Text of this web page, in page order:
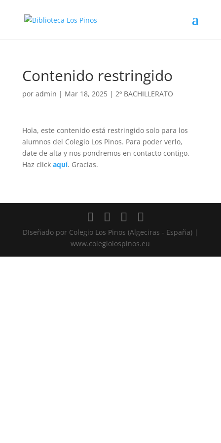
Contenido restringido
por admin | Mar 18, 2025| 2º BACHILLERATO
Hola, este contenido está restringido solo para los
alumnos del Colegio Los Pinos. Para poder verlo,
date de alta y nos pondremos en contacto contigo.
Haz click aquí. Gracias.
DIseñado por Colegio Los Pinos (Algeciras - España) |
www.colegiolospinos.eu